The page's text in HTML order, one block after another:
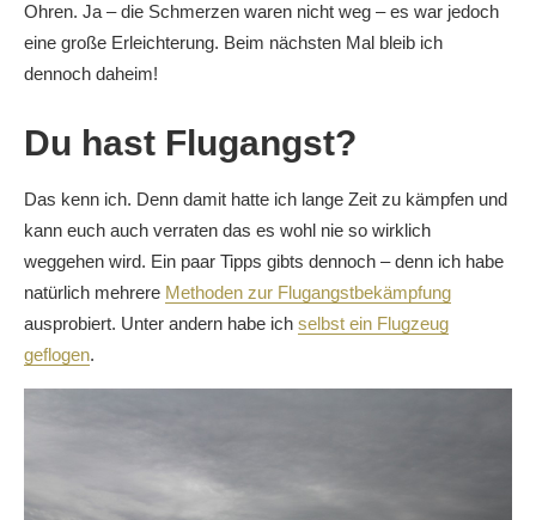
Ohren. Ja – die Schmerzen waren nicht weg – es war jedoch
eine große Erleichterung. Beim nächsten Mal bleib ich
dennoch daheim!
Du hast Flugangst?
Das kenn ich. Denn damit hatte ich lange Zeit zu kämpfen und
kann euch auch verraten das es wohl nie so wirklich
weggehen wird. Ein paar Tipps gibts dennoch – denn ich habe
natürlich mehrere Methoden zur Flugangstbekämpfung
ausprobiert. Unter andern habe ich selbst ein Flugzeug
geflogen.